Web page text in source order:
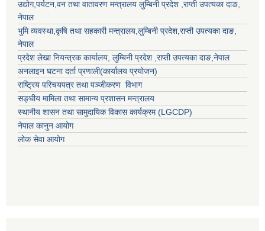
उद्याेग,पर्यटन,वन तथा वातावरण मन्त्रालय लुम्बिनी प्रदेश ,राप्ती उपत्यका दाङ,
नेपाल
भुमि व्यवस्था,कृषि तथा सहकारी मन्त्रालय,लुम्बिनी प्रदेश,राप्ती उपत्यका दाङ,
नेपाल
प्रदेश लेखा नियन्त्रक कार्यालय, लुम्बिनी प्रदेश ,राप्ती उपत्यका दाङ,नेपाल
अनलाइन घटना दर्ता प्रणाली(कार्यालय प्रयोजन)
राष्ट्रिय परिचयपत्र तथा पञ्जीकरण विभाग
सङ्घीय मामिला तथा सामान्य प्रशासन मन्त्रालय
स्थानीय शासन तथा सामुदायिक विकास कार्यक्रम (LGCDP)
नेपाल कानुन आयोग
लोक सेवा आयोग